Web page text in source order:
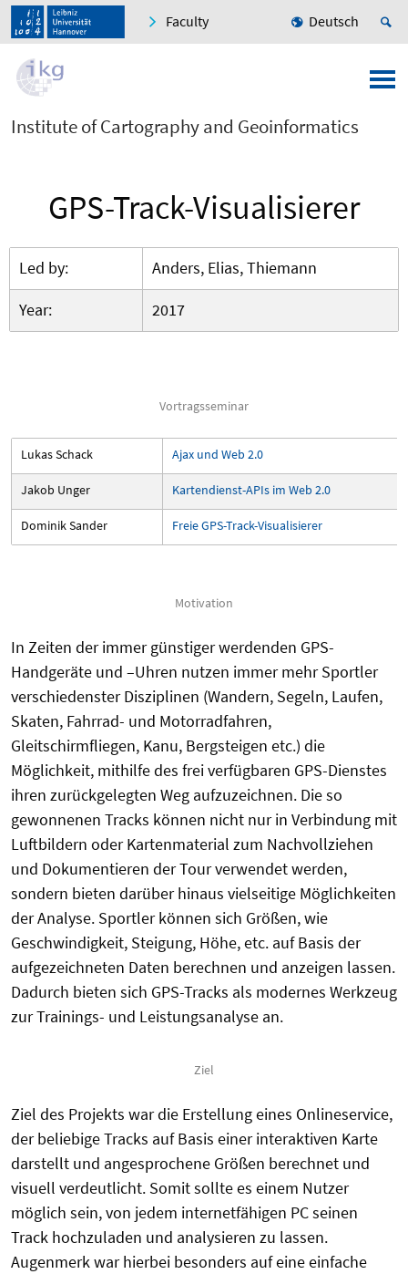
Faculty Deutsch
Institute of Cartography and Geoinformatics
GPS-Track-Visualisierer
Led by:
Anders, Elias, Thiemann
Year:
2017
Vortragsseminar
Lukas Schack Ajax und Web 2.0
Jakob Unger Kartendienst-APIs im Web 2.0
Dominik Sander Freie GPS-Track-Visualisierer
Motivation
In Zeiten der immer günstiger werdenden GPS-
Handgeräte und –Uhren nutzen immer mehr Sportler
verschiedenster Disziplinen (Wandern, Segeln, Laufen,
Skaten, Fahrrad- und Motorradfahren,
Gleitschirmfliegen, Kanu, Bergsteigen etc.) die
Möglichkeit, mithilfe des frei verfügbaren GPS-Dienstes
ihren zurückgelegten Weg aufzuzeichnen. Die so
gewonnenen Tracks können nicht nur in Verbindung mit
Luftbildern oder Kartenmaterial zum Nachvollziehen
und Dokumentieren der Tour verwendet werden,
sondern bieten darüber hinaus vielseitige Möglichkeiten
der Analyse. Sportler können sich Größen, wie
Geschwindigkeit, Steigung, Höhe, etc. auf Basis der
aufgezeichneten Daten berechnen und anzeigen lassen.
Dadurch bieten sich GPS-Tracks als modernes Werkzeug
zur Trainings- und Leistungsanalyse an.
Ziel
Ziel des Projekts war die Erstellung eines Onlineservice,
der beliebige Tracks auf Basis einer interaktiven Karte
darstellt und angesprochene Größen berechnet und
visuell verdeutlicht. Somit sollte es einem Nutzer
möglich sein, von jedem internetfähigen PC seinen
Track hochzuladen und analysieren zu lassen.
Augenmerk war hierbei besonders auf eine einfache